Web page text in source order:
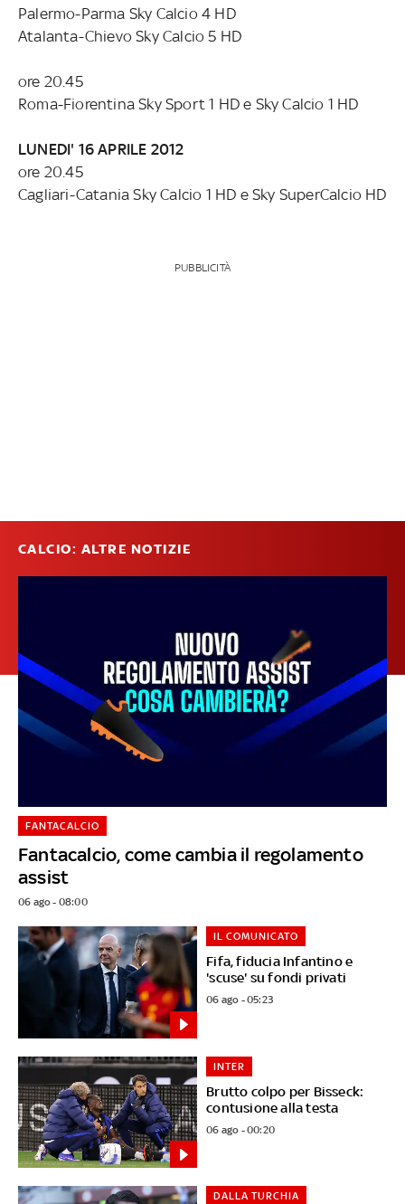
Palermo-Parma Sky Calcio 4 HD
Atalanta-Chievo Sky Calcio 5 HD
ore 20.45
Roma-Fiorentina Sky Sport 1 HD e Sky Calcio 1 HD
LUNEDI' 16 APRILE 2012
ore 20.45
Cagliari-Catania Sky Calcio 1 HD e Sky SuperCalcio HD
PUBBLICITÀ
CALCIO: ALTRE NOTIZIE
Fantacalcio, come cambia il regolamento
assist
FANTACALCIO
06 ago - 08:00
Fifa, fiducia Infantino e
'scuse' su fondi privati
IL COMUNICATO
06 ago - 05:23
Brutto colpo per Bisseck:
contusione alla testa
INTER
06 ago - 00:20
DALLA TURCHIA